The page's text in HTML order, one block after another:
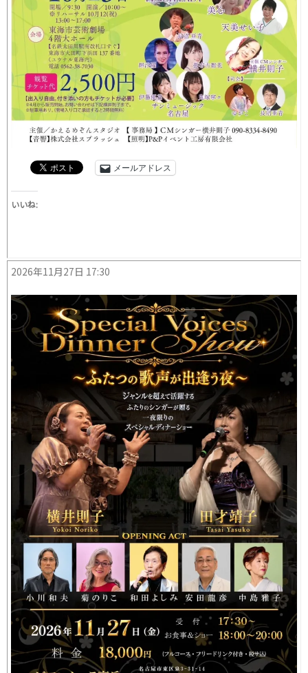
メールアドレス
いいね:
2026年11月27日 17:30